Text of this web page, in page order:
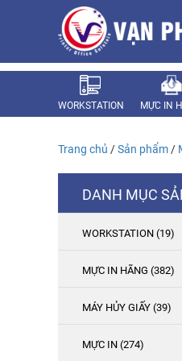
WORKSTATION MỰC IN
MÁY VĂN PHÒNG
Trang chủ /Sản phẩm /
DANH MỤC
WORKSTATION (19)
MỰC IN HÃNG (382)
MÁY HỦY GIẤY (39)
MỰC IN (274)